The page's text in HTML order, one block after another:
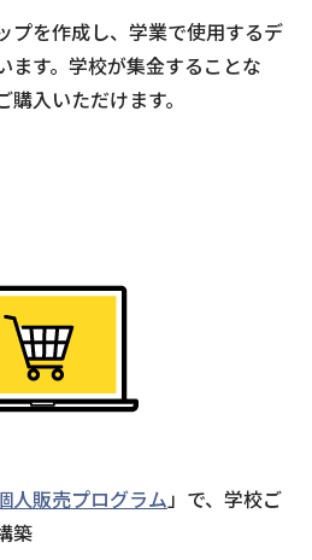
プを作成し、学業で使用するデ
ます。学校が集金することな
入いただけます。
人販売プログラム」で、学校ご
築